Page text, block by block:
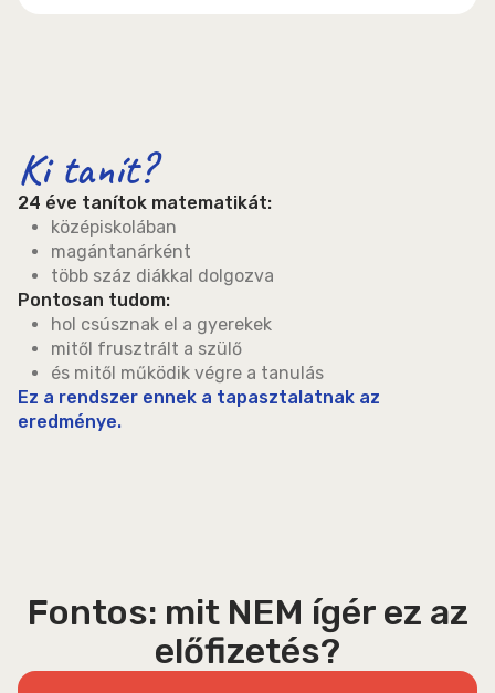
Ki tanít?
24 éve tanítok matematikát:
középiskolában
magántanárként
több száz diákkal dolgozva
Pontosan tudom:
hol csúsznak el a gyerekek
mitől frusztrált a szülő
és mitől működik végre a tanulás
Ez a rendszer ennek a tapasztalatnak az
eredménye.
Fontos: mit NEM ígér ez az
előfizetés?